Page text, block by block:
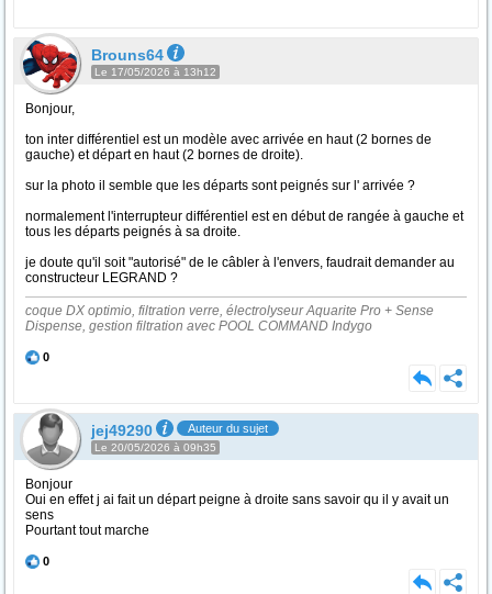
Brouns64
Le 17/05/2026 à 13h12
Bonjour,
ton inter différentiel est un modèle avec arrivée en haut (2 bornes de
gauche) et départ en haut (2 bornes de droite).
sur la photo il semble que les départs sont peignés sur l' arrivée ?
normalement l'interrupteur différentiel est en début de rangée à gauche et
tous les départs peignés à sa droite.
je doute qu'il soit "autorisé" de le câbler à l'envers, faudrait demander au
constructeur LEGRAND ?
coque DX optimio, filtration verre, électrolyseur Aquarite Pro + Sense
Dispense, gestion filtration avec POOL COMMAND Indygo
0
jej49290 Auteur du sujet
Le 20/05/2026 à 09h35
Bonjour
Oui en effet j ai fait un départ peigne à droite sans savoir qu il y avait un
sens
Pourtant tout marche
0